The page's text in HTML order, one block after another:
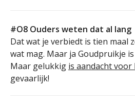
#O8 Ouders weten dat al lang
Dat wat je verbiedt is tien maal
wat mag. Maar ja Goudpruikje
Maar gelukkig is aandacht voor
gevaarlijk!